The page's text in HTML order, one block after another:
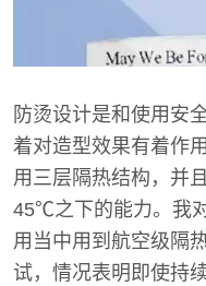
防烫设计是和使用安
着对造型效果有着作
用三层隔热结构，并
45℃之下的能力。我
用当中用到航空级隔
试，情况表明即使持